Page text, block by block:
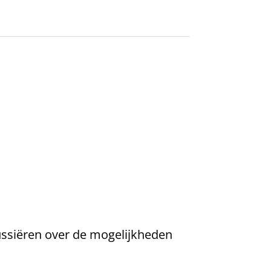
over de mogelijkheden